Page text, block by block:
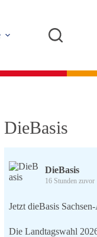
DieBasis
DieBasis
16 Stunden zuvor
Jetzt dieBasis
Die Landtagswahl